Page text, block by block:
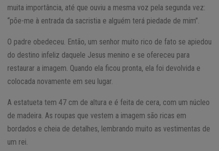
muita importância, até que ouviu a mesma voz pela segunda vez:
“põe-me à entrada da sacristia e alguém terá piedade de mim”.
O padre obedeceu. Então, um senhor muito rico de fato se apiedou
do destino infeliz daquele Jesus menino e se ofereceu para
restaurar a imagem. Quando ela ficou pronta, ela foi devolvida e
colocada novamente em seu lugar.
A estatueta tem 47 cm de altura e é feita de cera, com um núcleo
de madeira. As roupas que vestem a imagem são ricas em
bordados e cheia de detalhes, lembrando muito as vestimentas de
um rei.